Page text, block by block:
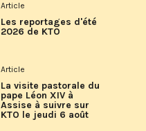
Article
Les reportages d'été
2026 de KTO
Article
La visite pastorale du
pape Léon XIV à
Assise à suivre sur
KTO le jeudi 6 août